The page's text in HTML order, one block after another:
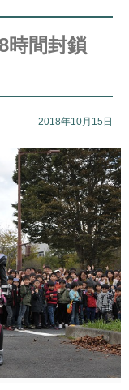
時間封鎖
2018年10月15日